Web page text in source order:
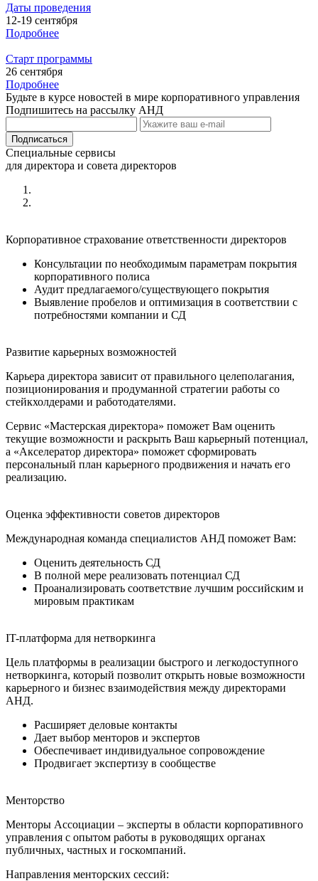
Даты проведения
12-19 сентября
Подробнее
Старт программы
26 сентября
Подробнее
Будьте в курсе новостей в мире корпоративного управления
Подпишитесь на рассылку АНД
Специальные сервисы
для директора и совета директоров
Корпоративное страхование ответственности директоров
Консультации по необходимым параметрам покрытия
корпоративного полиса
Аудит предлагаемого/существующего покрытия
Выявление пробелов и оптимизация в соответствии с
потребностями компании и СД
Развитие карьерных возможностей
Карьера директора зависит от правильного целеполагания,
позиционирования и продуманной стратегии работы со
стейкхолдерами и работодателями.
Сервис «Мастерская директора» поможет Вам оценить
текущие возможности и раскрыть Ваш карьерный потенциал,
а «Акселератор директора» поможет сформировать
персональный план карьерного продвижения и начать его
реализацию.
Оценка эффективности советов директоров
Международная команда специалистов АНД поможет Вам:
Оценить деятельность СД
В полной мере реализовать потенциал СД
Проанализировать соответствие лучшим российским и
мировым практикам
IT-платформа для нетворкинга
Цель платформы в реализации быстрого и легкодоступного
нетворкинга, который позволит открыть новые возможности
карьерного и бизнес взаимодействия между директорами
АНД.
Расширяет деловые контакты
Дает выбор менторов и экспертов
Обеспечивает индивидуальное сопровождение
Продвигает экспертизу в сообществе
Менторство
Менторы Ассоциации – эксперты в области корпоративного
управления с опытом работы в руководящих органах
публичных, частных и госкомпаний.
Направления менторских сессий: